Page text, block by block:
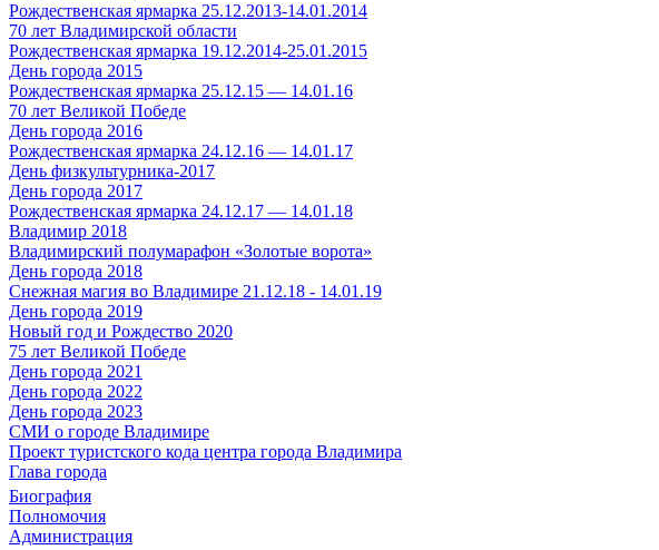
Рождественская ярмарка 25.12.2013-14.01.2014
70 лет Владимирской области
Рождественская ярмарка 19.12.2014-25.01.2015
День города 2015
Рождественская ярмарка 25.12.15 — 14.01.16
70 лет Великой Победе
День города 2016
Рождественская ярмарка 24.12.16 — 14.01.17
День физкультурника-2017
День города 2017
Рождественская ярмарка 24.12.17 — 14.01.18
Владимир 2018
Владимирский полумарафон «Золотые ворота»
День города 2018
Снежная магия во Владимире 21.12.18 - 14.01.19
День города 2019
Новый год и Рождество 2020
75 лет Великой Победе
День города 2021
День города 2022
День города 2023
СМИ о городе Владимире
Проект туристского кода центра города Владимира
Глава города
Биография
Полномочия
Администрация